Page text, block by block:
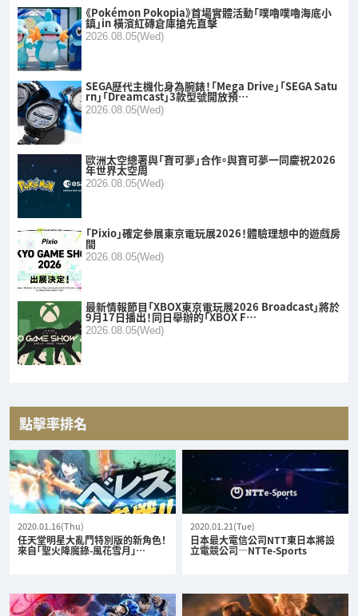
《Pokémon Pokopia》首場實體活動「噗嚕噗嚕海底小
鎮」in 橫濱紅磚倉庫搶先直擊
2026.08.05(Wed)
SEGA歷代主機化身為腕錶！「Mega Drive」「SEGA Satu
rn」「Dreamcast」3款型號開放預…
2026.08.05(Wed)
歐洲太空總署與「寶可夢」合作。與寶可夢一同慶祝2026
年世界太空周
2026.08.05(Wed)
「Pixio」確定參展東京電玩展2026！體驗理想中的遊戲房
間
2026.08.05(Wed)
最新情報節目「XBOX東京電玩展2026 Broadcast」將於
9月17日播出！同日舉辦的「XBOX F…
2026.08.05(Wed)
點擊率排名
2020.01.16(Thu)
任天堂明星大亂鬥特別版的新角色！
來自「聖火降魔錄-風花雪月」…
2020.01.21(Tue)
日本最大電信公司NTT東日本將設
立電競公司—NTTe-Sports